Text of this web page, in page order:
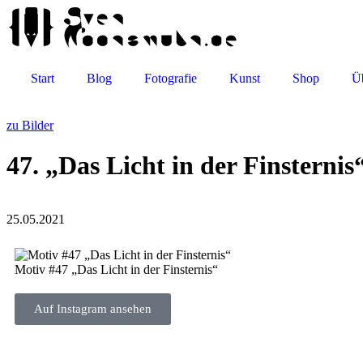
Start Blog Fotografie Kunst Shop
zu Bilder
47. „Das Licht in der
25.05.2021
Motiv #47 „Das Licht in der Finsternis“
Auf Insta­gram ansehen